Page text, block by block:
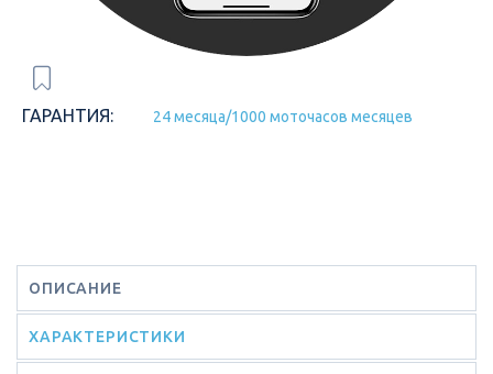
ГАРАНТИЯ: 24 месяца/1000 моточасов месяцев
ОПИСАНИЕ
ХАРАКТЕРИСТИКИ